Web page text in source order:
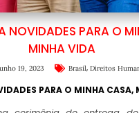
NOVIDADES PARA O
MINHA VIDA
19, 2023 Brasil, Direitos
PARA O MINHA CASA,